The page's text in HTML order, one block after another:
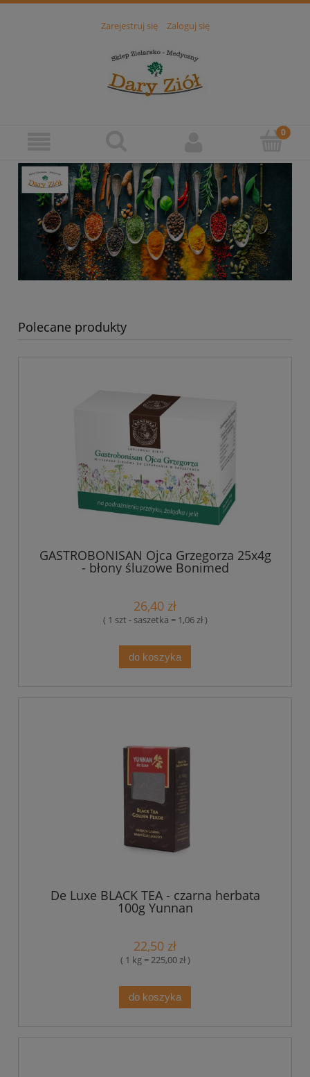
Zarejestruj się Zaloguj się
Polecane produkty
GASTROBONISAN Ojca Grzegorza 25x4g
- błony śluzowe Bonimed
26,40 zł
( 1 szt - saszetka = 1,06 zł )
do koszyka
De Luxe BLACK TEA - czarna herbata
100g Yunnan
22,50 zł
( 1 kg = 225,00 zł )
do koszyka